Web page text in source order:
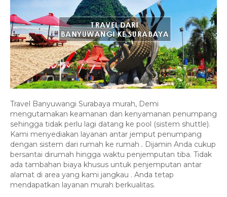
Travel Banyuwangi Surabaya murah, Demi
mengutamakan keamanan dan kenyamanan penumpang
sehingga tidak perlu lagi datang ke pool (sistem shuttle).
Kami menyediakan layanan antar jemput penumpang
dengan sistem dari rumah ke rumah . Dijamin Anda cukup
bersantai dirumah hingga waktu penjemputan tiba. Tidak
ada tambahan biaya khusus untuk penjemputan antar
alamat di area yang kami jangkau . Anda tetap
mendapatkan layanan murah berkualitas.